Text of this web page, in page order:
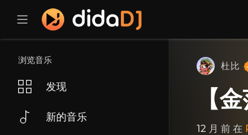
浏览音乐
发现
新的音乐
杜比
【
12 月 前 在